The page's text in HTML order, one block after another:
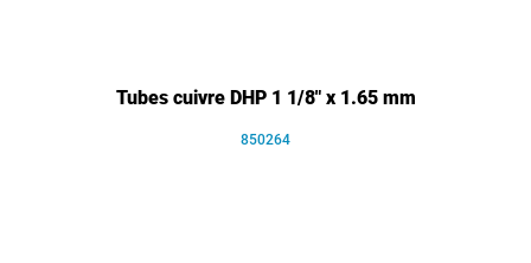
Tubes cuivre DHP 1 1/8" x 1.65 mm
850264